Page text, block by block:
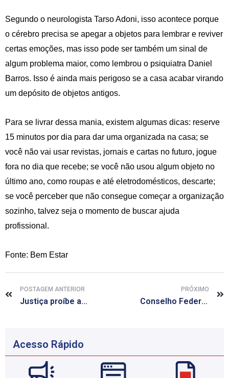
Segundo o neurologista Tarso Adoni, isso acontece porque
o cérebro precisa se apegar a objetos para lembrar e reviver
certas emoções, mas isso pode ser também um sinal de
algum problema maior, como lembrou o psiquiatra Daniel
Barros. Isso é ainda mais perigoso se a casa acabar virando
um depósito de objetos antigos.
Para se livrar dessa mania, existem algumas dicas: reserve
15 minutos por dia para dar uma organizada na casa; se
você não vai usar revistas, jornais e cartas no futuro, jogue
fora no dia que recebe; se você não usou algum objeto no
último ano, como roupas e até eletrodomésticos, descarte;
se você perceber que não consegue começar a organização
sozinho, talvez seja o momento de buscar ajuda
profissional.
Fonte: Bem Estar
POSTAGEM ANTERIOR
Justiça proíbe a venda de andadores infantis em todo o país
PRÓXIMO
Conselho Federal de Medicina aprova nova técnica para tratar próstata aumentada
Acesso Rápido